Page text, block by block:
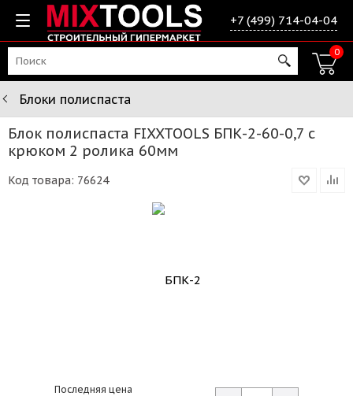
+7 (499) 714-04-04
0
Блоки полиспаста
Блок полиспаста FIXXTOOLS БПК-2-60-0,7 с
крюком 2 ролика 60мм
Код товара: 76624
Последняя цена